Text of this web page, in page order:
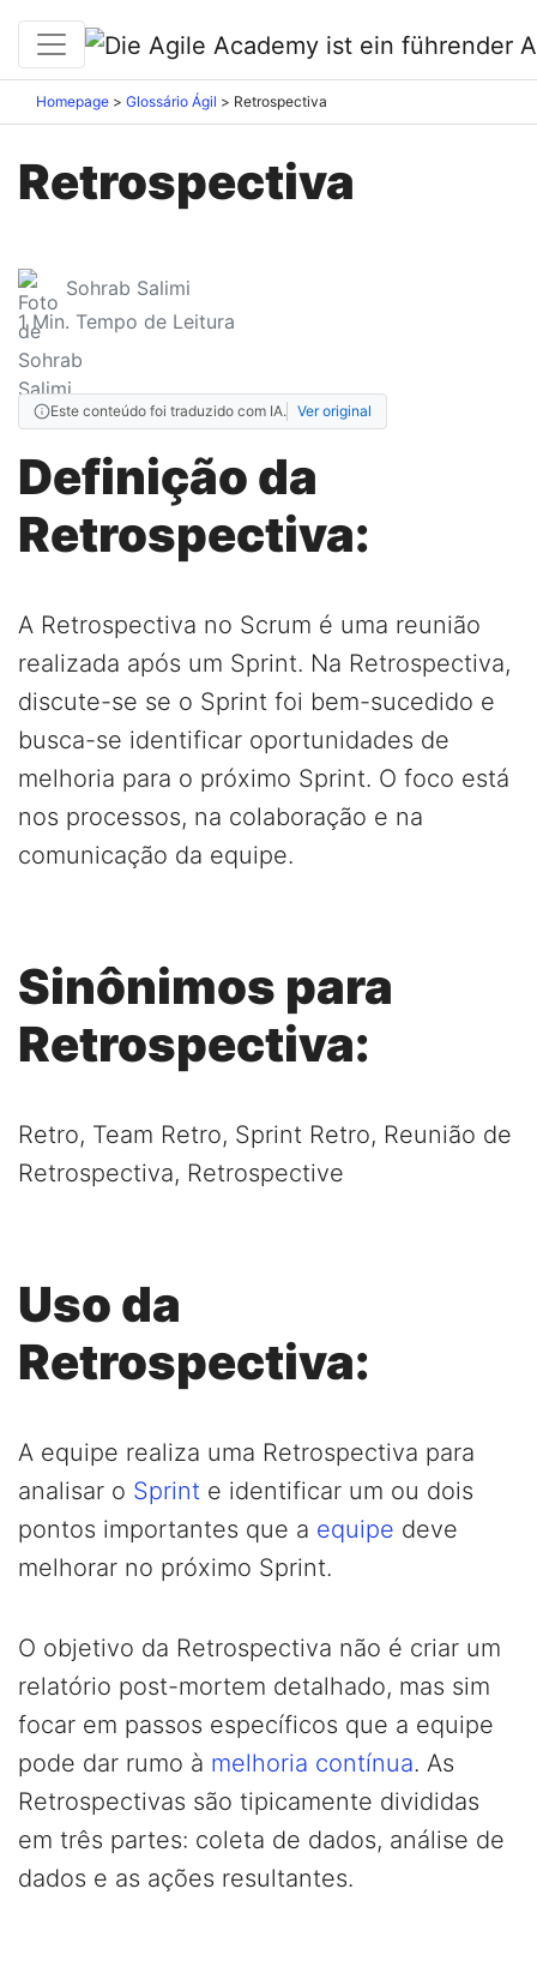
Homepage Glossário Ágil Retrospectiva
Retrospectiva
Sohrab Salimi
1 Min. Tempo de Leitura
Este conteúdo foi traduzido com IA. Ver original
Definição da
Retrospectiva:
A Retrospectiva no Scrum é uma reunião
realizada após um Sprint. Na Retrospectiva,
discute-se se o Sprint foi bem-sucedido e
busca-se identificar oportunidades de
melhoria para o próximo Sprint. O foco está
nos processos, na colaboração e na
comunicação da equipe.
Sinônimos para
Retrospectiva:
Retro, Team Retro, Sprint Retro, Reunião de
Retrospectiva, Retrospective
Uso da
Retrospectiva:
A equipe realiza uma Retrospectiva para
analisar o Sprint e identificar um ou dois
pontos importantes que a equipe deve
melhorar no próximo Sprint.
O objetivo da Retrospectiva não é criar um
relatório post-mortem detalhado, mas sim
focar em passos específicos que a equipe
pode dar rumo à melhoria contínua. As
Retrospectivas são tipicamente divididas
em três partes: coleta de dados, análise de
dados e as ações resultantes.